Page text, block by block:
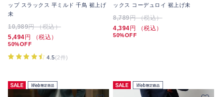
ップ スラックス 平ミルド 千鳥 裾上げ
未
10,989円 （税込）
5,494 円 （税込）
50%OFF
4.5(2件)
ックス コーデュロイ 裾上げ未
8,789円 （税込）
4,394 円 （税込）
50%OFF